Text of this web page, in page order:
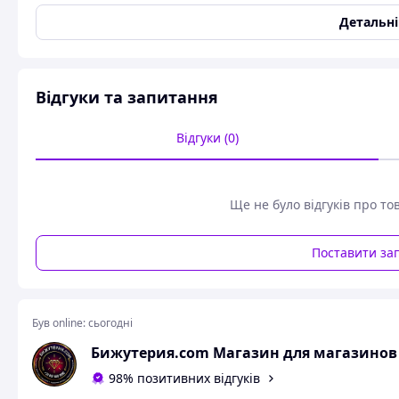
Користувальницькі характеристики
Ширина
35
Гілочка в зачіску для волосся металева
Найпотрібнішою прикрасою серед модниць різних вікових
Відгуки та запитання
Відгуки (0)
Ще не було відгуків про
Поставити
Був online:сьогодні
Бижутерия.com Магазин для магазинов
98% позитивних відгуків